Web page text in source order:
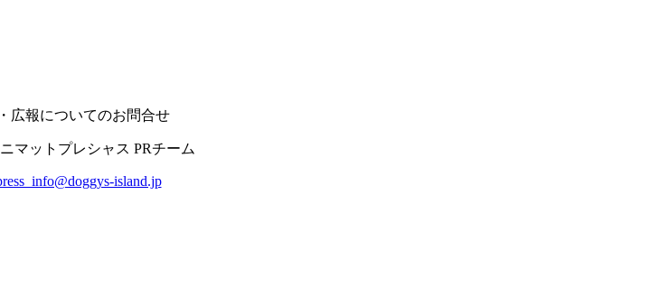
広報についてのお問合せ
マットプレシャス PRチーム
island.jp